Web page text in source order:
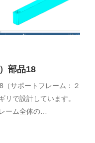
部品18
サポートフレーム：２
リで設計しています。
ーム全体の…